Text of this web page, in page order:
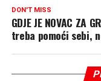
DON'T MISS
GDJE JE NOVAC ZA
treba pomoći sebi,